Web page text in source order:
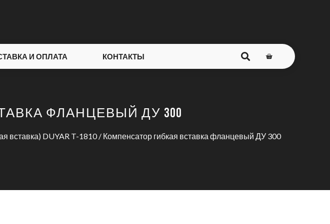
И ОПЛАТА КОНТАКТЫ
ФЛАНЦЕВЫЙ ДУ 300
вставка) DUYAR T-1810/ Компенсатор гибкая вставка фланцевый ДУ 300